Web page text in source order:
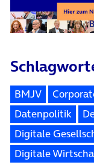
BMJV
Datenpolitik
Digitale
Digitale